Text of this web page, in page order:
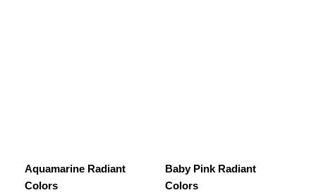
Aquamarine Radiant
Colors
Baby Pink Radiant
Colors